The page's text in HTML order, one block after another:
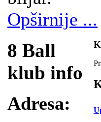
Opširnije ...
8 Ball
klub info
Adresa: